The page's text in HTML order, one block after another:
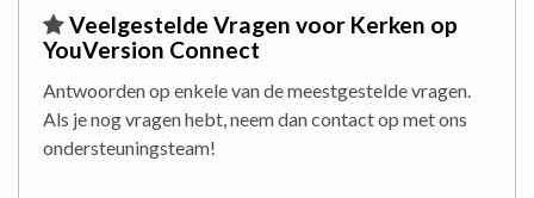
​Veelgestelde Vragen voor Kerken op
YouVersion Connect
Antwoorden op enkele van de meestgestelde vragen.
Als je nog vragen hebt, neem dan contact op met ons
ondersteuningsteam!